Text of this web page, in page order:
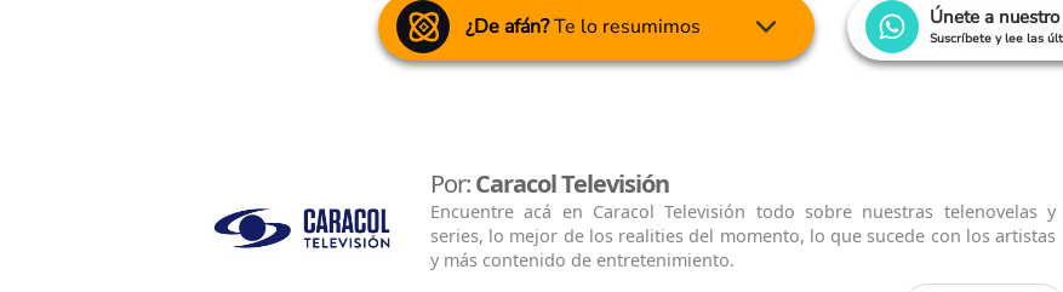
¿De afán?Te lo resumimos Únete a
Suscríbete y lee las
Por:Caracol Televisión
Encuentre acá en Caracol Televisión todo sobre nuestras telenovelas y
series, lo mejor de los realities del momento, lo que sucede con los artistas
y más contenido de entretenimiento.